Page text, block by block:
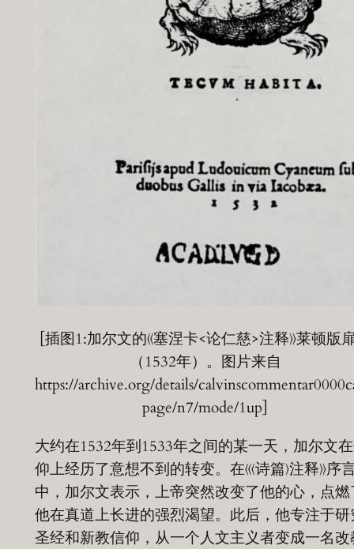
[插图1:加尔文的《塞涅卡<论仁慈>注释》莱顿版
（1532年）。图片来自
https://archive.org/details/
page/n7/mode/1up]
大约在1532年到1533年之间的某一天，加尔文
仰上经历了意想不到的转变。在《〈诗篇〉注释》序
中，加尔文表示，上帝突然改变了他的心，点燃
他在真道上长进的强烈渴望。此后，他专注于研
圣经和新教信仰，从一个人文主义者变成一名改